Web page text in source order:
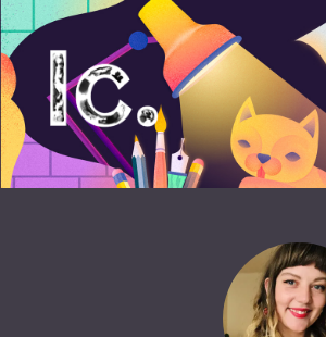
Illustratörcentrum